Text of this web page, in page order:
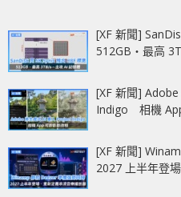
[XF 新聞]
512GB‧最高
[XF 新聞]
Indigo 相機
[XF 新聞]
2027 上半年登